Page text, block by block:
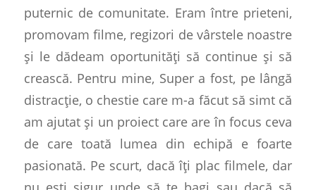
puternic de comunitate. Eram între prieteni,
promovam filme, regizori de vârstele noastre
și le dădeam oportunități să continue și să
crească. Pentru mine, Super a fost, pe lângă
distracție, o chestie care m-a făcut să simt că
am ajutat și un proiect care are în focus ceva
de care toată lumea din echipă e foarte
pasionată. Pe scurt, dacă îți plac filmele, dar